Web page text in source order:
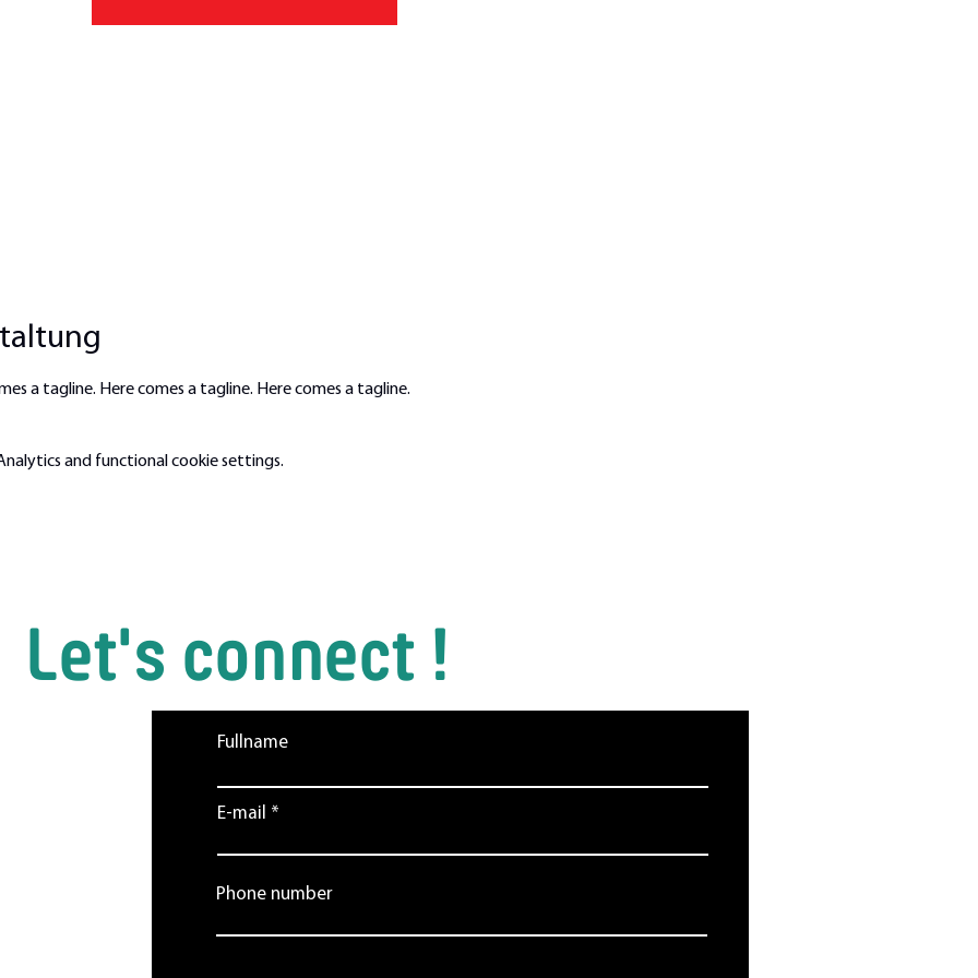
a tagline. Here comes a tagline. Here comes a tagline.
and functional cookie settings.
Let's connect !
Fullname
E-mail
Phone number